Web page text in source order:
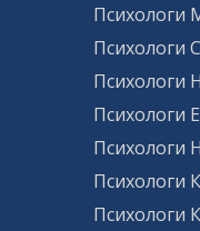
Психологи
Психологи
Психологи
Психологи
Психологи
Психологи
Психологи